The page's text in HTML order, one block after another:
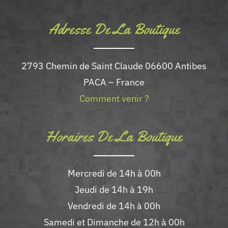
du
Adresse De La Boutique
2793 Chemin de Saint Claude 06600 Antibes
PACA – France
Comment venir ?
Horaires De La Boutique
Mercredi de 14h à 00h
Jeudi de 14h à 19h
Vendredi de 14h à 00h
Samedi et Dimanche de 12h à 00h